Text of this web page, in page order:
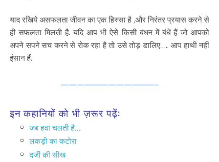
याद रखिये असफलता जीवन का एक हिस्सा है ,और निरंतर प्रयास करने से
ही सफलता मिलती है. यदि आप भी ऐसे किसी बंधन में बंधें हैं जो आपको
अपने सपने सच करने से रोक रहा है तो उसे तोड़ डालिए….. आप हाथी नहीं
इंसान हैं.
————————————–
इन कहानियों को भी ज़रूर पढ़ें:
जब हवा चलती है….
लकड़ी का कटोरा
दर्जी की सीख